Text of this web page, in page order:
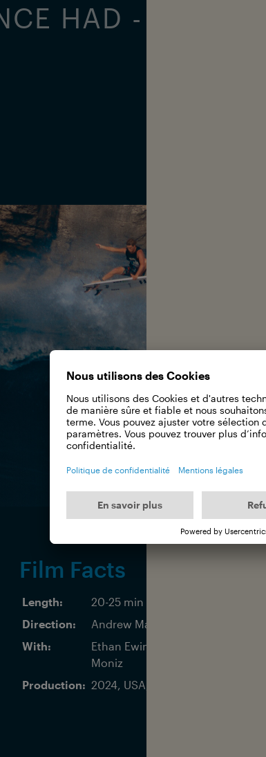
HAD - AND
Film Facts
Length:
20-25 min (Int. OCEAN FILM
Direction:
Andrew Mackenzie
With:
Ethan Ewing, Griffin Colapinto,
Moniz
Production: 2024, USA, Aether Films